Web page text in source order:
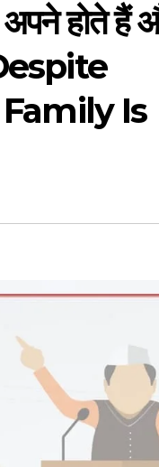
अपने होते हैं
Is